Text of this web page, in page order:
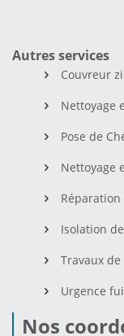
Autres services
Couvreur
Nettoyage
Pose de
Nettoyage
Isolation
Travaux
Urgence
Nos